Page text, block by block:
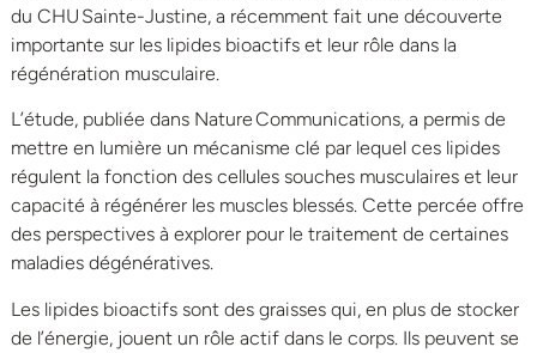
du CHU Sainte-Justine, a récemment fait une découverte
importante sur les lipides bioactifs et leur rôle dans la
régénération musculaire.
L’étude, publiée dans Nature Communications, a permis de
mettre en lumière un mécanisme clé par lequel ces lipides
régulent la fonction des cellules souches musculaires et leur
capacité à régénérer les muscles blessés. Cette percée offre
des perspectives à explorer pour le traitement de certaines
maladies dégénératives.
Les lipides bioactifs sont des graisses qui, en plus de stocker
de l’énergie, jouent un rôle actif dans le corps. Ils peuvent se